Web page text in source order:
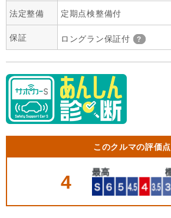
法定整備 定期点検整備付
保証 ロングラン保証付
このクルマの評価点
4